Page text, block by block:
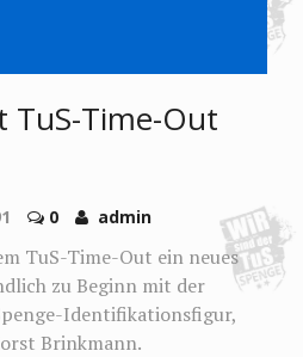
TuS-Time-Out
0 admin
TuS-Time-Out ein neues
zu Beginn mit der
Identifikationsfigur,
Brinkmann.